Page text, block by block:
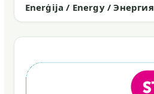
Enerģija / Energy / Энергия